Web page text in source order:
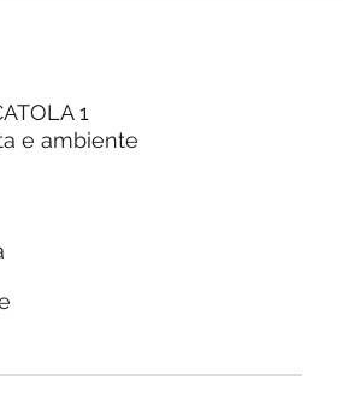
1
e ambiente